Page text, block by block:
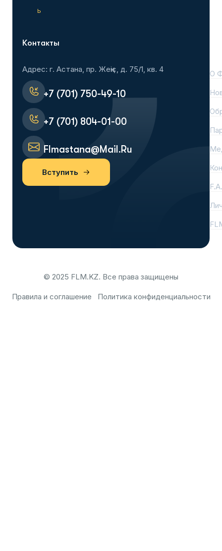
ь
Контакты
Адрес: г. Астана, пр. Жеңіс, д. 75/1, кв. 4
+7 (701) 750-49-10
+7 (701) 804-01-00
Flmastana@mail.ru
Вступить
О
© 2025 FLM.KZ. Все права защищены
Правила и соглашение Политика конфиденциальности